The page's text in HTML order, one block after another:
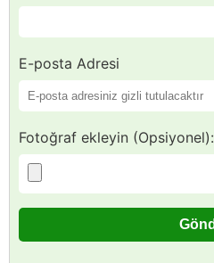
E-posta Adresi
Fotoğraf ekleyin (Opsiyonel):